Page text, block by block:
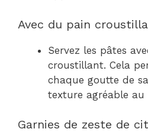
Avec du pain
Servez les pâtes
croustillant. Cela
chaque goutte de
texture agréable au
Garnies de zeste de